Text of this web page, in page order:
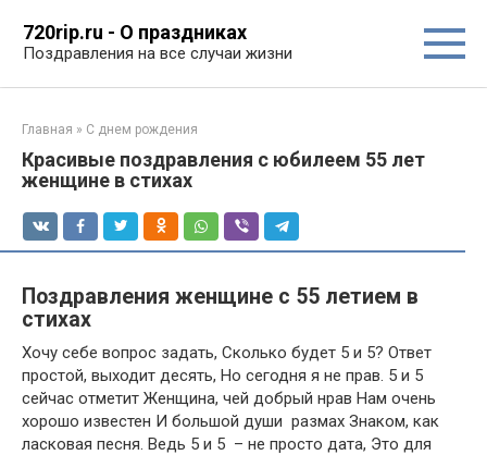
контенту
720rip.ru - О праздниках
Поздравления на все случаи жизни
Главная » С днем рождения
Красивые поздравления с юбилеем 55 лет
женщине в стихах
Поздравления женщине с 55 летием в
стихах
Хочу себе вопрос задать, Сколько будет 5 и 5? Ответ
простой, выходит десять, Но сегодня я не прав. 5 и 5
сейчас отметит Женщина, чей добрый нрав Нам очень
хорошо известен И большой души размах Знаком, как
ласковая песня. Ведь 5 и 5 – не просто дата, Это для